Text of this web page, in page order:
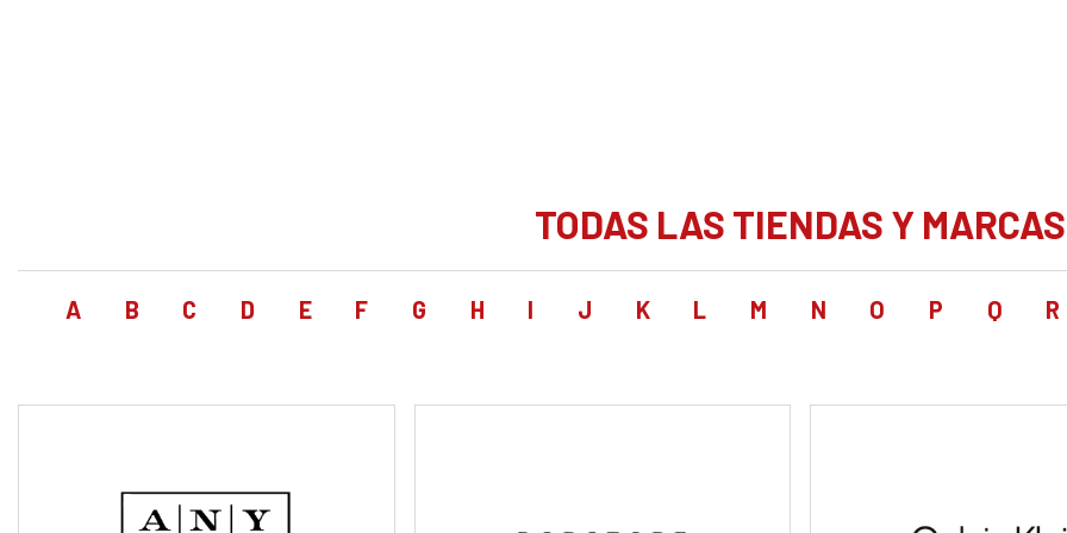
TODAS LAS TIENDAS Y MARCAS
A B C D E F G H I J K L M N O P Q R